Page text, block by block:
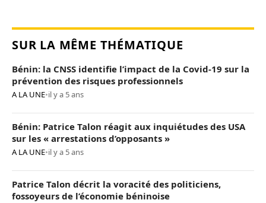
SUR LA MÊME THÉMATIQUE
Bénin: la CNSS identifie l’impact de la Covid-19 sur la
prévention des risques professionnels
A LA UNE•il y a 5 ans
Bénin: Patrice Talon réagit aux inquiétudes des USA
sur les « arrestations d’opposants »
A LA UNE•il y a 5 ans
Patrice Talon décrit la voracité des politiciens,
fossoyeurs de l’économie béninoise